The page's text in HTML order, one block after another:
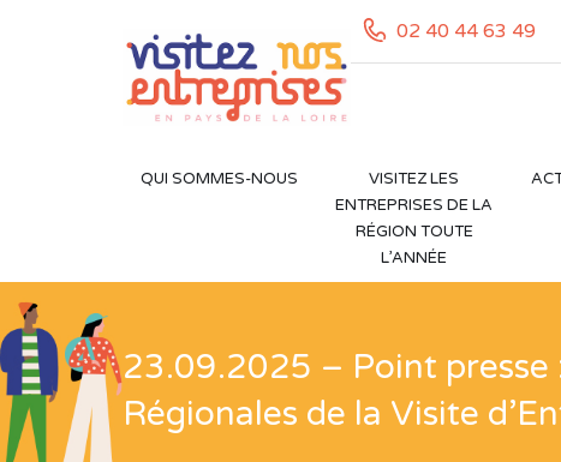
02 40 44 63 49
QUI SOMMES-NOUS
VISITEZ LES
ENTREPRISES DE LA
RÉGION TOUTE
L’ANNÉE
23.09.2025 – Point
Régionales de la Visite